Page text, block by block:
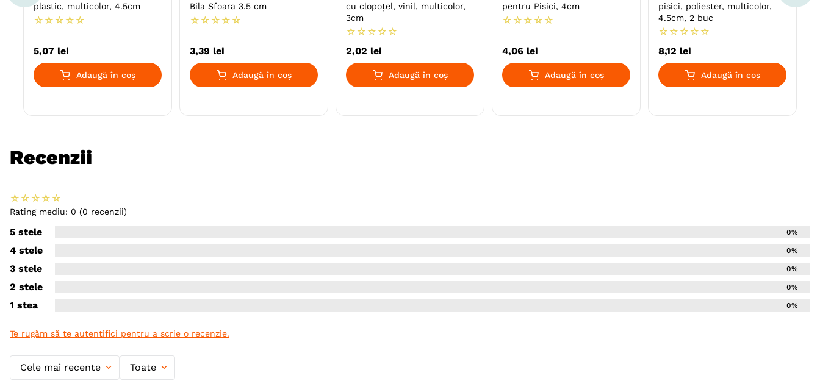
plastic, multicolor, 4.5cm
☆ ☆ ☆ ☆ ☆
5,07 lei
Adaugă în coș
Bila Sfoara 3.5 cm
☆ ☆ ☆ ☆ ☆
3,39 lei
Adaugă în coș
cu clopoțel, vinil, multicolor,
3cm
☆ ☆ ☆ ☆ ☆
2,02 lei
Adaugă în coș
pentru Pisici, 4cm
☆ ☆ ☆ ☆ ☆
4,06 lei
Adaugă în coș
pisici, poliester, multicolor,
4.5cm, 2 buc
☆ ☆ ☆ ☆ ☆
8,12 lei
Adaugă în coș
Recenzii
☆ ☆ ☆ ☆ ☆
Rating mediu: 0 (0 recenzii)
5 stele 0%
4 stele 0%
3 stele 0%
2 stele 0%
1 stea 0%
Te rugăm să te autentifici pentru a scrie o recenzie.
Cele mai recente Toate